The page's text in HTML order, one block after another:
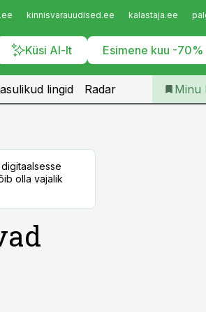
kinnisvarauudised.ee kalastaja.ee
Küsi AI-lt Esimene kuu -70%
Telli
lingid Radar Minu
olla vajalik